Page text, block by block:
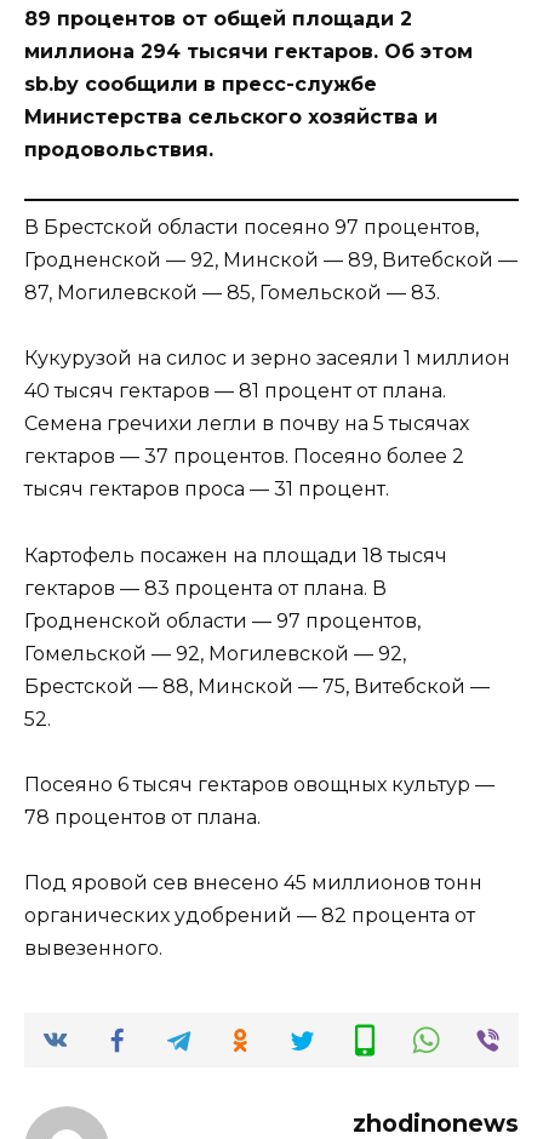
89 процентов от общей площади 2
миллиона 294 тысячи гектаров. Об этом
sb.by сообщили в пресс-службе
Министерства сельского хозяйства и
продовольствия.
В Брестской области посеяно 97 процентов,
Гродненской — 92, Минской — 89, Витебской —
87, Могилевской — 85, Гомельской — 83.
Кукурузой на силос и зерно засеяли 1 миллион
40 тысяч гектаров — 81 процент от плана.
Семена гречихи легли в почву на 5 тысячах
гектаров — 37 процентов. Посеяно более 2
тысяч гектаров проса — 31 процент.
Картофель посажен на площади 18 тысяч
гектаров — 83 процента от плана. В
Гродненской области — 97 процентов,
Гомельской — 92, Могилевской — 92,
Брестской — 88, Минской — 75, Витебской —
52.
Посеяно 6 тысяч гектаров овощных культур —
78 процентов от плана.
Под яровой сев внесено 45 миллионов тонн
органических удобрений — 82 процента от
вывезенного.
zhodinonews